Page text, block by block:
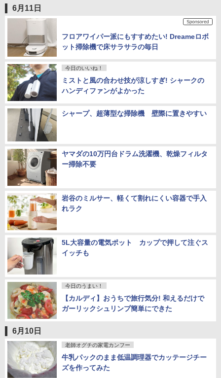
6月11日
フロアワイパー派にもすすめたい! Dreameロボ
ット掃除機で床サラサラの毎日
今日のいいね！
ミストと風の合わせ技が涼しすぎ! シャークの
ハンディファンがよかった
シャープ、超薄型な掃除機 壁際に置きやすい
ヤマダの10万円台ドラム洗濯機、乾燥フィルタ
ー掃除不要
岩谷のミルサー、軽くて割れにくい容器で手入
れラク
5L大容量の電気ポット カップで押して注ぐス
イッチも
今日のうまい！
【カルディ】おうちで旅行気分! 和えるだけで
ガーリックシュリンプ簡単にできた
6月10日
老師オグチの家電カンフー
牛乳パックのまま低温調理器でカッテージチー
ズを作ってみた